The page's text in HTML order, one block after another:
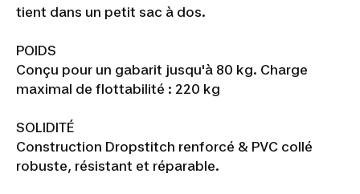
tient dans un petit sac à dos.
POIDS
Conçu pour un gabarit jusqu'à 80 kg. Charge
maximal de flottabilité : 220 kg
SOLIDITÉ
Construction Dropstitch renforcé & PVC collé
robuste, résistant et réparable.